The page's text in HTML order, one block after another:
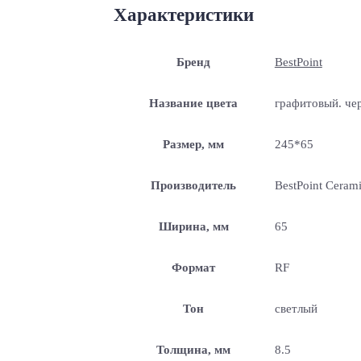
Характеристики
Бренд BestPoint
Название цвета графитовый.
Размер, мм 245*65
Производитель BestPoint
Ширина, мм 65
Формат RF
Тон светлый
Толщина, мм 8.5